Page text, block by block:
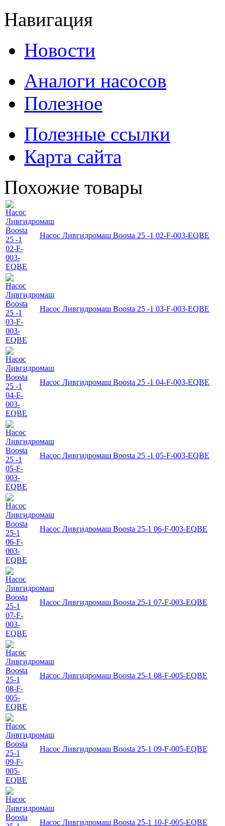
Навигация
Новости
Аналоги насосов
Полезное
Полезные ссылки
Карта сайта
Похожие товары
Насос Ливгидромаш Boosta 25 -1 02-F-003-EQBE
Насос Ливгидромаш Boosta 25 -1 03-F-003-EQBE
Насос Ливгидромаш Boosta 25 -1 04-F-003-EQBE
Насос Ливгидромаш Boosta 25 -1 05-F-003-EQBE
Насос Ливгидромаш Boosta 25-1 06-F-003-EQBE
Насос Ливгидромаш Boosta 25-1 07-F-003-EQBE
Насос Ливгидромаш Boosta 25-1 08-F-005-EQBE
Насос Ливгидромаш Boosta 25-1 09-F-005-EQBE
Насос Ливгидромаш Boosta 25-1 10-F-005-EQBE